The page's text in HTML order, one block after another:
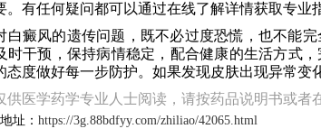
。有任何疑问都可以通过在线了解详情获取专业
白癜风的遗传问题，既不必过度恐慌，也不能
时干预，保持病情稳定，配合健康的生活方式
态度做好每一步防护。如果发现皮肤出现异常变
供医学药学专业人士阅读，请按药品说明书或者
址： https://3g.88bdfyy.com/zhiliao/42065.html